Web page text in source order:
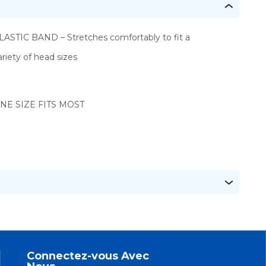
BAND – Stretches comfortably to fit a
of head sizes
SIZE FITS MOST
Connectez-vous Avec